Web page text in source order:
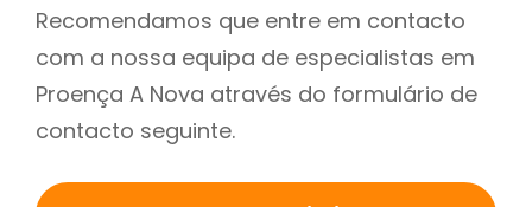
Recomendamos que entre em contacto
com a nossa equipa de especialistas em
Proença A Nova através do formulário de
contacto seguinte.